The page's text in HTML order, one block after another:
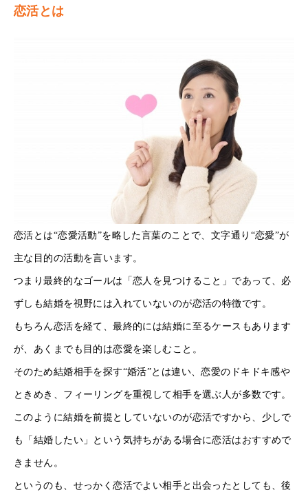
恋活とは
恋活とは“恋愛活動”を略した言葉のことで、文字通り“恋愛”が
主な目的の活動を言います。
つまり最終的なゴールは「恋人を見つけること」であって、必
ずしも結婚を視野には入れていないのが恋活の特徴です。
もちろん恋活を経て、最終的には結婚に至るケースもあります
が、あくまでも目的は恋愛を楽しむこと。
そのため結婚相手を探す“婚活”とは違い、恋愛のドキドキ感や
ときめき、フィーリングを重視して相手を選ぶ人が多数です。
このように結婚を前提としていないのが恋活ですから、少しで
も「結婚したい」という気持ちがある場合に恋活はおすすめで
きません。
というのも、せっかく恋活でよい相手と出会ったとしても、後